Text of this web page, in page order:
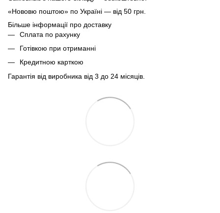
«Нововю поштою» по Україні — від 50 грн.
Більше інформації про доставку
Сплата по рахунку
Готівкою при отриманні
Кредитною карткою
Гарантія від виробника від 3 до 24 місяців.